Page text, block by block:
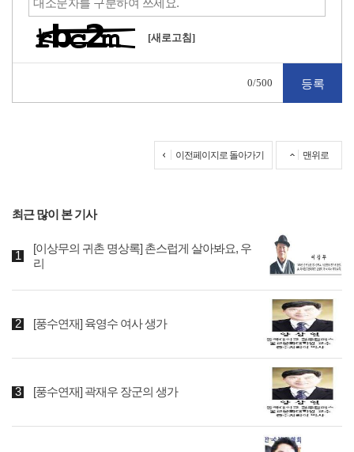
[새로고침]
0/500
이전페이지로 돌아가기 맨위로
최근 많이 본 기사
[이상무의 귀촌 명상록] 촌스럽게 살아봐요, 우
리
[풍수연재] 육영수 여사 생가
[풍수연재] 곽재우 장군의 생가